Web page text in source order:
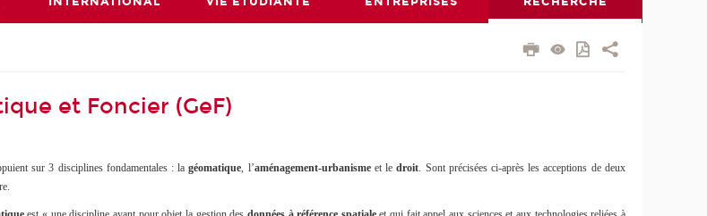
et Foncier (GeF)
sur 3 disciplines fondamentales : lagéomatique, l’aménagement-urbanisme et ledroit. Sont précisées ci-après les acceptions de deux